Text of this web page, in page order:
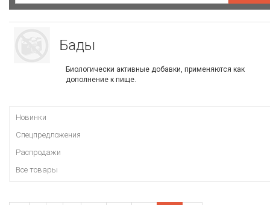
Бады
Биологически активные добавки, применяются как
дополнение к пище.
Новинки
Спецпредложения
Распродажи
Все товары